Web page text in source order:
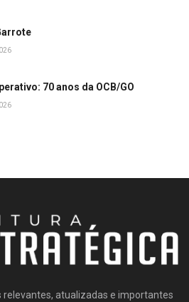
70 anos da OCB/GO
atualizadas e importantes